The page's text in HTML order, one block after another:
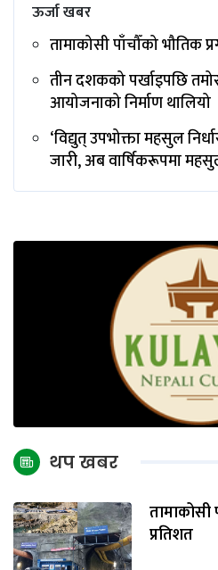
ऊर्जा खबर
तामाकोसी पाँचौँको भौतिक
तीन दशकको पर्खाइपछि
आयोजनाको निर्माण थालियो
‘विद्युत् उपभोक्ता महसुल
जारी, अब वार्षिकरूपमा
थप खबर
तामाकोसी
प्रतिशत